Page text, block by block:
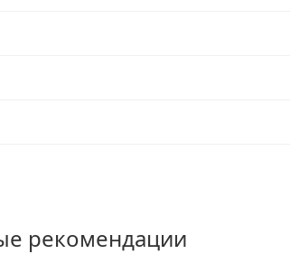
рекомендации